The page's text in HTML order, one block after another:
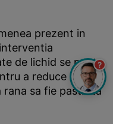
prezent in
de lichid se poate
a reduce riscul
sa fie pastrata
?